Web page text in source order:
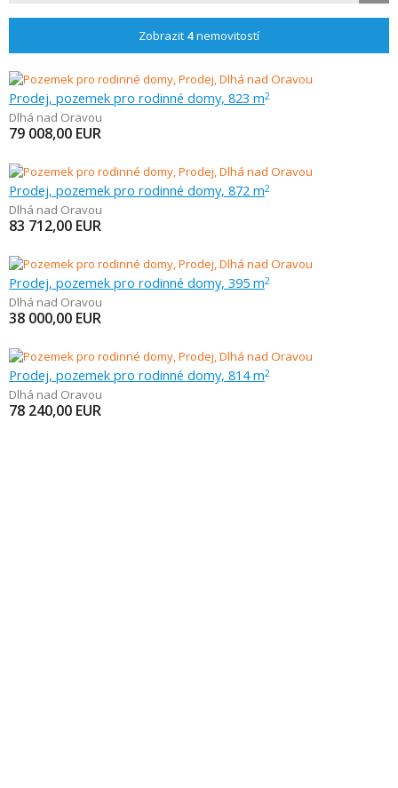
Zobrazit 4nemovitostí
Prodej, pozemek pro rodinné domy, 823 m2
Dlhá nad Oravou
79 008,00 EUR
Prodej, pozemek pro rodinné domy, 872 m2
Dlhá nad Oravou
83 712,00 EUR
Prodej, pozemek pro rodinné domy, 395 m2
Dlhá nad Oravou
38 000,00 EUR
Prodej, pozemek pro rodinné domy, 814 m2
Dlhá nad Oravou
78 240,00 EUR